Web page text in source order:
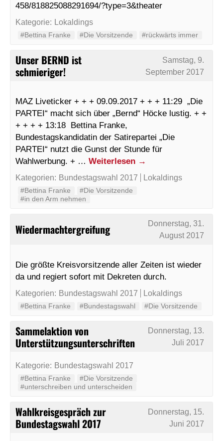
458/818825088291694/?type=3&theater
Kategorie: Lokaldings
#Bettina Franke #Die Vorsitzende #rückwärts immer
Unser BERND ist
schmieriger!
Samstag, 9.
September 2017
MAZ Liveticker + + + 09.09.2017 + + + 11:29 „Die
PARTEI“ macht sich über „Bernd“ Höcke lustig. + +
+ + + + 13:18 Bettina Franke,
Bundestagskandidatin der Satirepartei „Die
PARTEI“ nutzt die Gunst der Stunde für
Wahlwerbung. + … Weiterlesen →
Kategorien: Bundestagswahl 2017 Lokaldings
#Bettina Franke
#Die Vorsitzende
#in den Arm nehmen
Wiedermachtergreifung
Donnerstag, 31.
August 2017
Die größte Kreisvorsitzende aller Zeiten ist wieder
da und regiert sofort mit Dekreten durch.
Kategorien: Bundestagswahl 2017 Lokaldings
#Bettina Franke #Bundestagswahl #Die Vorsitzende
Sammelaktion von
Unterstützungsunterschriften
Donnerstag, 13.
Juli 2017
Kategorie: Bundestagswahl 2017
#Bettina Franke
#Die Vorsitzende
#unterschreiben und unterscheiden
Wahlkreisgespräch zur
Bundestagswahl 2017
Donnerstag, 15.
Juni 2017